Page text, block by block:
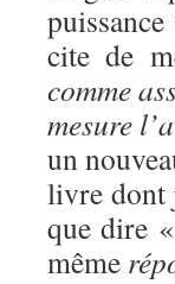
cite de
comme
mesure
un
livre dont
que dire
même